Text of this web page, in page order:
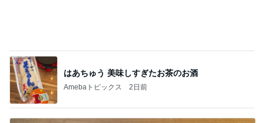
はあちゅう 美味しすぎたお茶のお酒
Amebaトピックス 2日前